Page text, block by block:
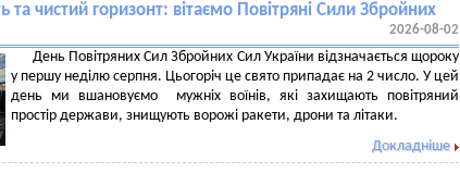
та чистий горизонт: вітаємо Повітряні Сили Збройних
2026-08-02
День Повітряних Сил Збройних Сил України відзначається щороку
у першу неділю серпня. Цьогоріч це свято припадає на 2 число. У цей
день ми вшановуємо мужніх воїнів, які захищають повітряний
простір держави, знищують ворожі ракети, дрони та літаки.
Докладніше